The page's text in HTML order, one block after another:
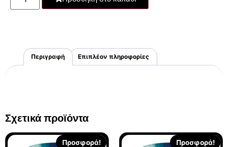
Περιγραφή Επιπλέον πληροφορίες
Σχετικά προϊόντα
Προσφορά! Προσφορά!